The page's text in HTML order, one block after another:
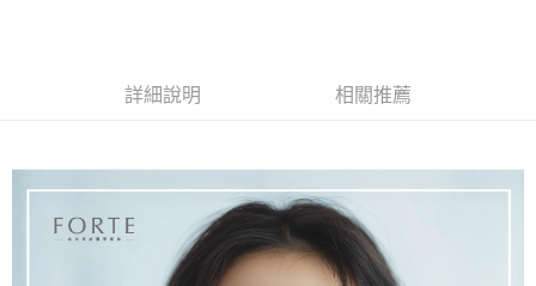
上海商業儲蓄銀行
台北富邦商業銀行
遠東國際商業銀行
元大商業銀行
永豐商業銀行
星展（台灣）商業銀行
中國信託商業銀行
街口支付
悠遊付
詳細說明 相關推薦